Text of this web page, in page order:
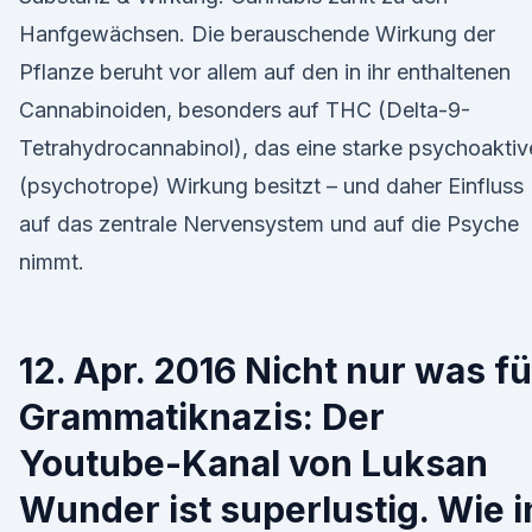
Hanfgewächsen. Die berauschende Wirkung der
Pflanze beruht vor allem auf den in ihr enthaltenen
Cannabinoiden, besonders auf THC (Delta-9-
Tetrahydrocannabinol), das eine starke
(psychotrope) Wirkung besitzt – und daher Einfluss
auf das zentrale Nervensystem und auf die Psyche
nimmt.
12. Apr. 2016 Nicht nur was
Grammatiknazis: Der
Youtube-Kanal von Luksan
Wunder ist superlustig. Wie